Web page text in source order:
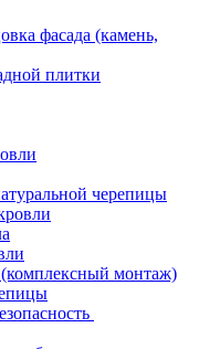
фасада (камень,
плитки
черепицы
монтаж)